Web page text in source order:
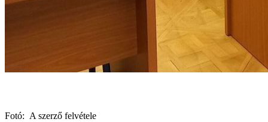
Fotó: A szerző felvétele